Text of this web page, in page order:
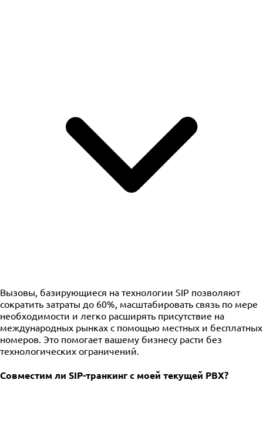
Вызовы, базирующиеся на технологии SIP позволяют
сократить затраты до 60%, масштабировать связь по мере
необходимости и легко расширять присутствие на
международных рынках с помощью местных и бесплатных
номеров. Это помогает вашему бизнесу расти без
технологических ограничений.
Совместим ли SIP-транкинг с моей текущей PBX?